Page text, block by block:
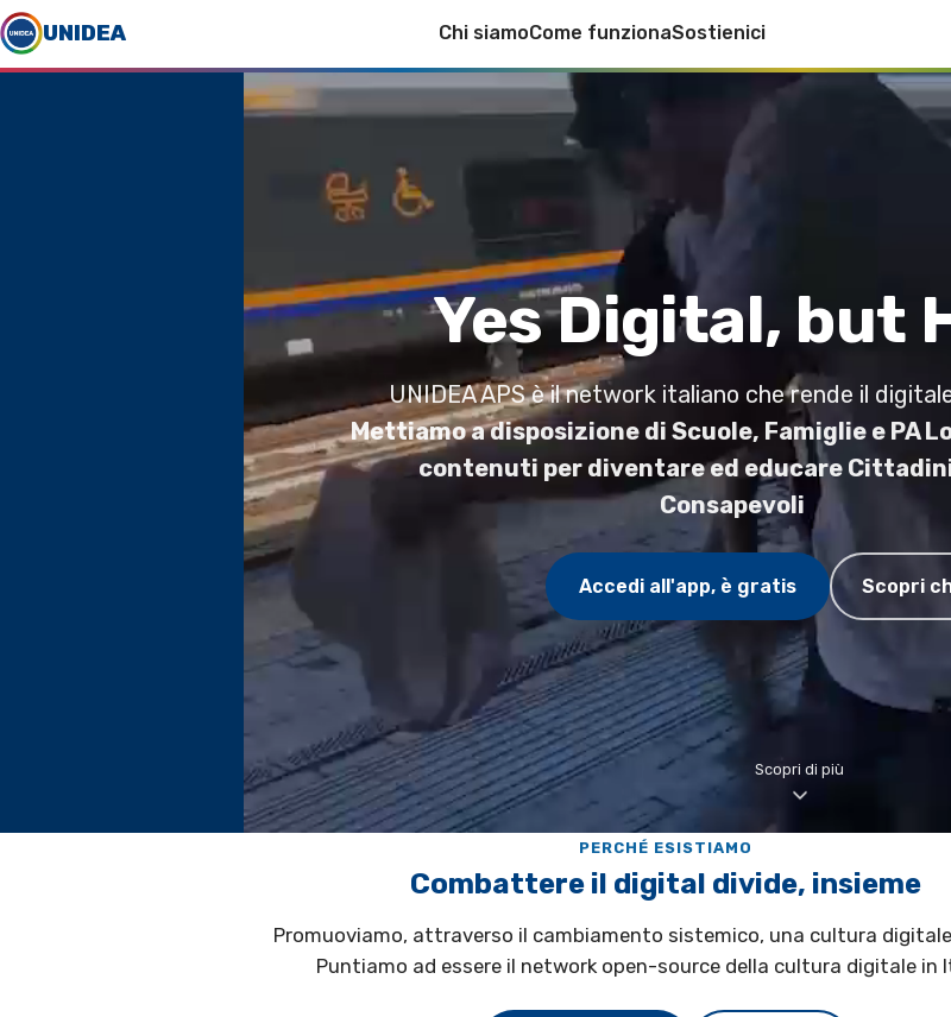
UNIDEA Chi siamoCome funzionaSostienici
Yes Digital, but
UNIDEA APS è il network italiano che rende il
Mettiamo a disposizione di Scuole, Famiglie e PA
contenuti per diventare ed educare
Consapevoli
Accedi all'app, è gratis Scopri
Scopri di più
PERCHÉ ESISTIAMO
Combattere il digital divide, insieme
Promuoviamo, attraverso il cambiamento sistemico, una cultura
Puntiamo ad essere il network open-source della cultura digitale in